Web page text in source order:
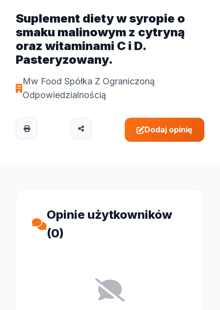
Suplement diety w syropie o
smaku malinowym z cytryną
oraz witaminami C i D.
Pasteryzowany.
Mw Food Spółka Z Ograniczoną
Odpowiedzialnością
Dodaj opinię
Opinie użytkowników
(0)